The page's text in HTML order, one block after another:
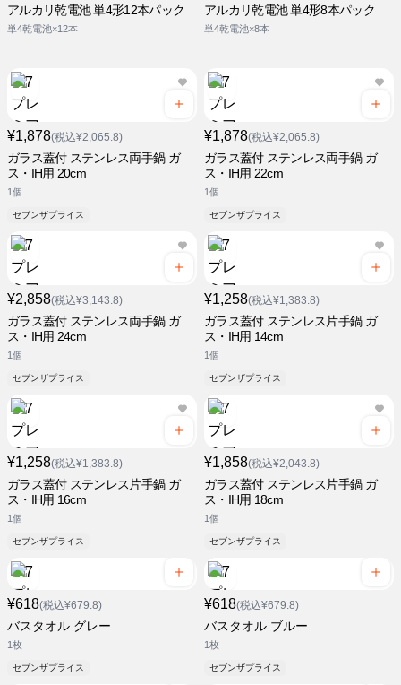
アルカリ乾電池 単4形12本パック
単4乾電池×12本
アルカリ乾電池 単4形8本パック
単4乾電池×8本
¥1,878(税込¥2,065.8)
ガラス蓋付 ステンレス両手鍋 ガ
ス・IH用 20cm
1個
セブンザプライス
¥1,878(税込¥2,065.8)
ガラス蓋付 ステンレス両手鍋 ガ
ス・IH用 22cm
1個
セブンザプライス
¥2,858(税込¥3,143.8)
ガラス蓋付 ステンレス両手鍋 ガ
ス・IH用 24cm
1個
セブンザプライス
¥1,258(税込¥1,383.8)
ガラス蓋付 ステンレス片手鍋 ガ
ス・IH用 14cm
1個
セブンザプライス
¥1,258(税込¥1,383.8)
ガラス蓋付 ステンレス片手鍋 ガ
ス・IH用 16cm
1個
セブンザプライス
¥1,858(税込¥2,043.8)
ガラス蓋付 ステンレス片手鍋 ガ
ス・IH用 18cm
1個
セブンザプライス
¥618(税込¥679.8)
バスタオル グレー
1枚
セブンザプライス
¥618(税込¥679.8)
バスタオル ブルー
1枚
セブンザプライス